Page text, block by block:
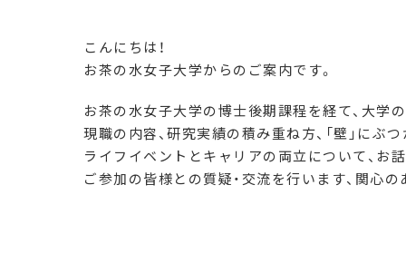
こんにちは！
お茶の水女子大学からのご案内です。
お茶の水女子大学の博士後期課程を経て、大学
現職の内容、研究実績の積み重ね方、「壁」にぶ
ライフイベントとキャリアの両立について、お
ご参加の皆様との質疑・交流を行います、関心